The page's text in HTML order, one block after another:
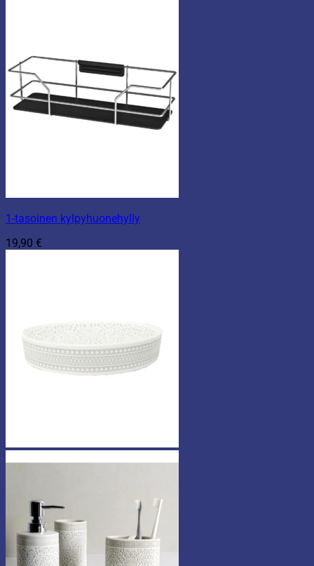
1-tasoinen kylpyhuonehylly
19,90 €